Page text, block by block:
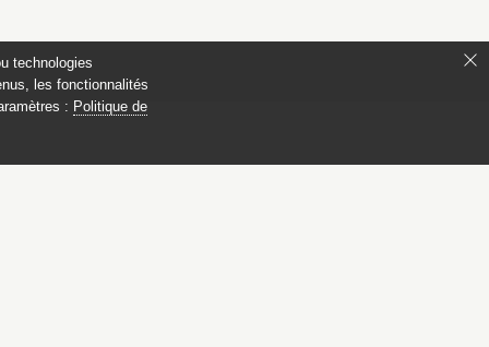
technologies
les fonctionnalités
: Politique de